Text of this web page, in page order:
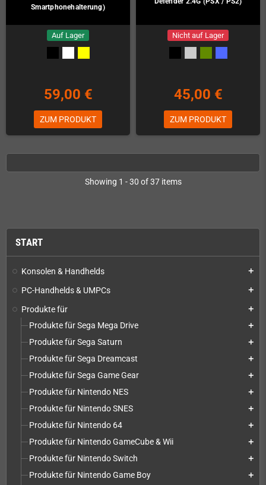
START
Konsolen & Handhelds add
PC-Handhelds & UMPCs add
Produkte für add
Produkte für Sega Mega Drive add
Produkte für Sega Saturn add
Produkte für Sega Dreamcast add
Produkte für Sega Game Gear add
Produkte für Nintendo NES add
Produkte für Nintendo SNES add
Produkte für Nintendo 64 add
Produkte für Nintendo GameCube & Wii add
Produkte für Nintendo Switch add
Produkte für Nintendo Game Boy add
Smartphonehalterung)
Auf Lager
59,00 €
ZUM PRODUKT
Nicht auf Lager
45,00 €
ZUM PRODUKT
Showing 1 - 30 of 37 items